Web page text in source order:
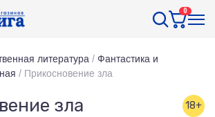
0
литература / Фантастика и
/ Прикосновение зла
зла 18+